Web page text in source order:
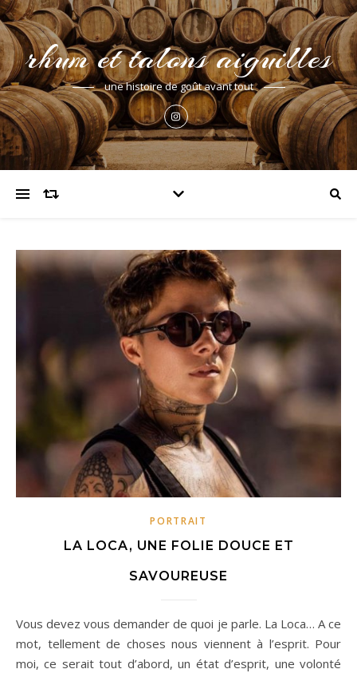
rhum et talons aiguilles
une histoire de goût avant tout
PORTRAIT
LA LOCA, UNE FOLIE DOUCE ET
SAVOUREUSE
Vous devez vous demander de quoi je parle. La Loca… A ce
mot, tellement de choses nous viennent à l’esprit. Pour
moi, ce serait tout d’abord, un état d’esprit, une volonté